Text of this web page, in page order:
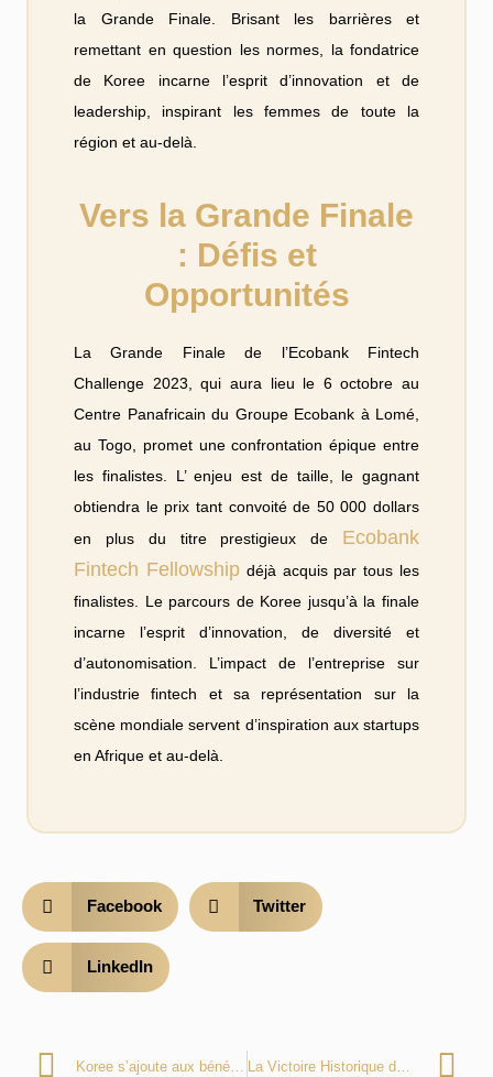
la Grande Finale. Brisant les barrières et
remettant en question les normes, la fondatrice
de Koree incarne l’esprit d’innovation et de
leadership, inspirant les femmes de toute la
région et au-delà.
Vers la Grande Finale
: Défis et
Opportunités
La Grande Finale de l’Ecobank Fintech
Challenge 2023, qui aura lieu le 6 octobre au
Centre Panafricain du Groupe Ecobank à Lomé,
au Togo, promet une confrontation épique entre
les finalistes. L’ enjeu est de taille, le gagnant
obtiendra le prix tant convoité de 50 000 dollars
en plus du titre prestigieux de Ecobank
Fintech Fellowshipdéjà acquis par tous les
finalistes. Le parcours de Koree jusqu’à la finale
incarne l’esprit d’innovation, de diversité et
d’autonomisation. L’impact de l’entreprise sur
l’industrie fintech et sa représentation sur la
scène mondiale servent d’inspiration aux startups
en Afrique et au-delà.
Facebook Twitter
LinkedIn
Koree s’ajoute aux bénéficiaires de Catalytic Africa en provenance de l’Afrique francophone La Victoire Historique de Koree au Ecobank Fintech 2023